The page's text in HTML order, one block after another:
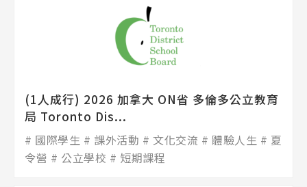
(1人成行) 2026 加拿大 ON省 多倫多公立教育
局 Toronto Dis...
國際學生 課外活動 文化交流 體驗人生
夏
令營
公立學校 短期課程